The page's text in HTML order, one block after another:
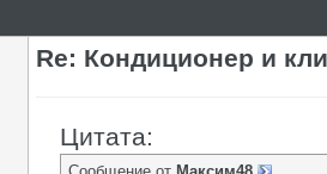
Re: Кондиционер и
Цитата: